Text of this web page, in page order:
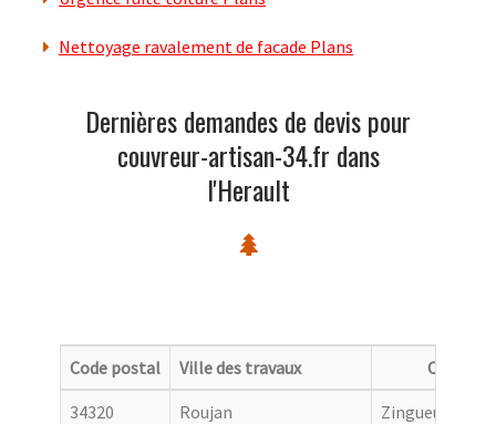
Nettoyage ravalement de facade Plans
Dernières demandes de devis pour
couvreur-artisan-34.fr dans
l'Herault
Code postal Ville des travaux
34320
Roujan
Zingueur